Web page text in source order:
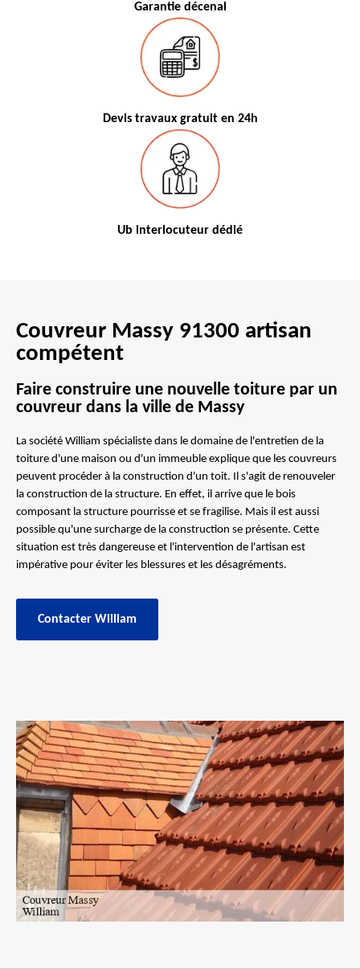
Garantie décenal
Devis travaux gratuit en 24h
Ub interlocuteur dédié
Couvreur Massy 91300 artisan
compétent
Faire construire une nouvelle toiture par un
couvreur dans la ville de Massy
La société William spécialiste dans le domaine de l'entretien de la
toiture d'une maison ou d'un immeuble explique que les couvreurs
peuvent procéder à la construction d'un toit. Il s'agit de renouveler
la construction de la structure. En effet, il arrive que le bois
composant la structure pourrisse et se fragilise. Mais il est aussi
possible qu'une surcharge de la construction se présente. Cette
situation est très dangereuse et l'intervention de l'artisan est
impérative pour éviter les blessures et les désagréments.
Contacter William